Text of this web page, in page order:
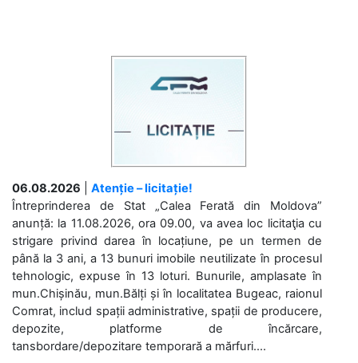
06.08.2026
Atenție – licitație!
Întreprinderea de Stat „Calea Ferată din Moldova”
anunță: la 11.08.2026, ora 09.00, va avea loc licitaţia cu
strigare privind darea în locațiune, pe un termen de
până la 3 ani, a 13 bunuri imobile neutilizate în procesul
tehnologic, expuse în 13 loturi. Bunurile, amplasate în
mun.Chișinău, mun.Bălți și în localitatea Bugeac, raionul
Comrat, includ spații administrative, spații de producere,
depozite, platforme de încărcare,
tansbordare/depozitare temporară a mărfuri....